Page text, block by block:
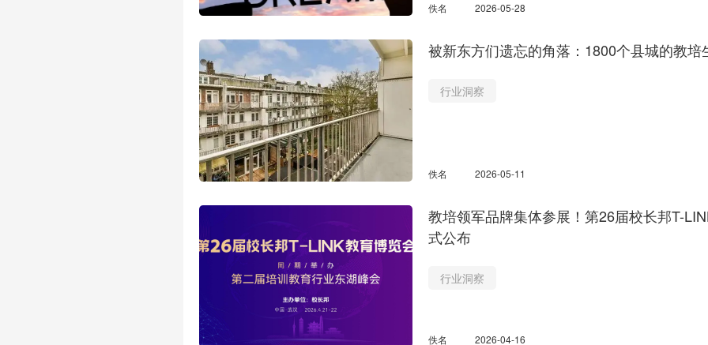
佚名 2026-05-28
被新东方们遗忘的角落：1800个县城的教培
行业洞察
佚名 2026-05-11
教培领军品牌集体参展！第26届校长邦T-
式公布
行业洞察
佚名 2026-04-16